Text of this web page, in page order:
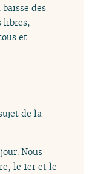
des
libres,
et
de la
Nous
le 1er et le